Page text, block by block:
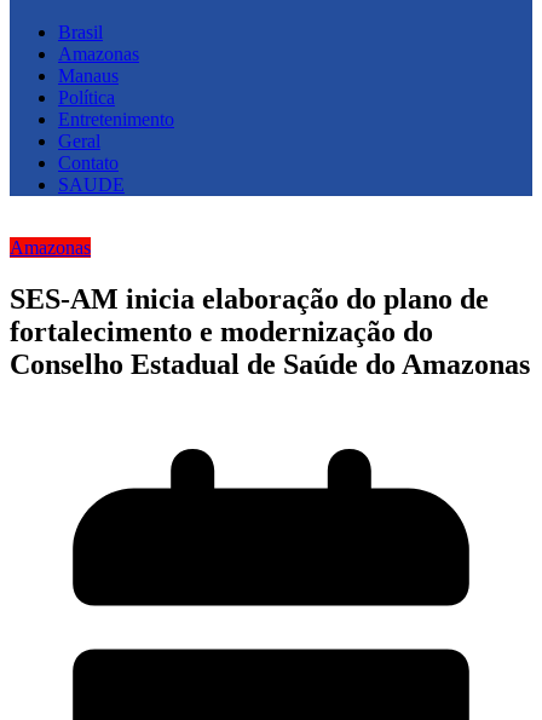
Brasil
Amazonas
Manaus
Política
Entretenimento
Geral
Contato
SAUDE
Amazonas
SES-AM inicia elaboração do plano de
fortalecimento e modernização do
Conselho Estadual de Saúde do Amazonas